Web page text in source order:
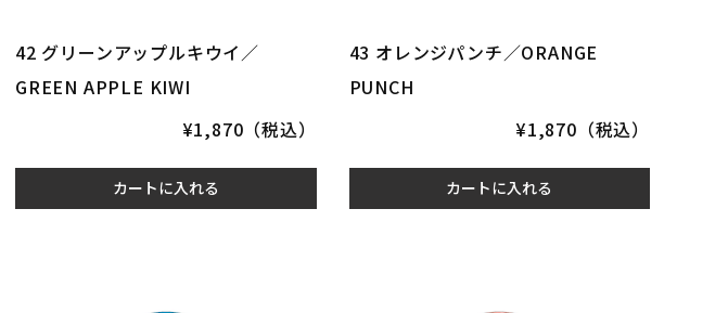
42 グリーンアップルキウイ／
GREEN APPLE KIWI
¥1,870（税込）
カートに入れる
43 オレンジパンチ／ORANGE
PUNCH
¥1,870（税込）
カートに入れる